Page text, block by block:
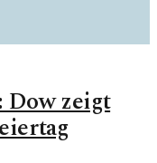
zeigt